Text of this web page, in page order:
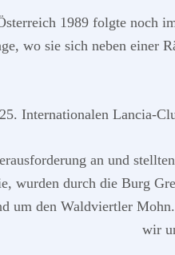
1989 folgte noch
wo sie sich neben
Internationalen Lancia-
an und
wurden durch die Burg
um den Waldviertler
wir